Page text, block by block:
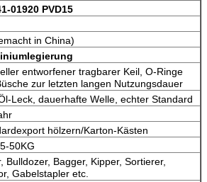
01920 PVD15
in China)
entworfener tragbarer Keil, O-Ringe
zur letzten langen Nutzungsdauer
Leck, dauerhafte Welle, echter Standard
hölzern/Karton-Kästen
50KG
Bulldozer, Bagger, Kipper, Sortierer,
Gabelstapler etc.